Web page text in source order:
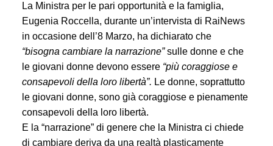
La Ministra per le pari opportunità e la famiglia,
Eugenia Roccella, durante un’intervista di RaiNews
in occasione dell’8 Marzo, ha dichiarato che
“bisogna cambiare la narrazione”sulle donne e che
le giovani donne devono essere “più coraggiose e
consapevoli della loro libertà”. Le donne, soprattutto
le giovani donne, sono già coraggiose e pienamente
consapevoli della loro libertà.
E la “narrazione” di genere che la Ministra ci chiede
di cambiare deriva da una realtà plasticamente